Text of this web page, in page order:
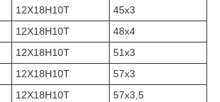
12Х18Н10Т
45х3
12Х18Н10Т
48х4
12Х18Н10Т
51х3
12Х18Н10Т
57х3
12Х18Н10Т
57х3,5